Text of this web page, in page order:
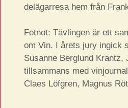
delägarresa hem från
Fotnot: Tävlingen är ett
om Vin. I årets jury ingick
Susanne Berglund
tillsammans med
Claes Löfgren, Magnus